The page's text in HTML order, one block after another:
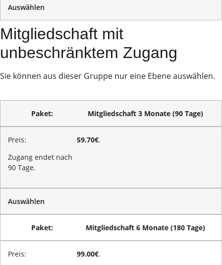
Auswählen
Mitgliedschaft mit
unbeschränktem Zugang
Sie können aus dieser Gruppe nur eine Ebene auswählen.
Mitgliedschaft 3 Monate (90 Tage)
59.70€.
Zugang endet nach
90 Tage.
Auswählen
Mitgliedschaft 6 Monate (180 Tage)
99.00€.